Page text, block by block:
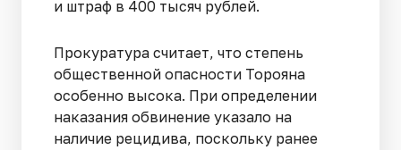
и штраф в 400 тысяч рублей.
Прокуратура считает, что степень
общественной опасности Торояна
особенно высока. При определении
наказания обвинение указало на
наличие рецидива, поскольку ранее